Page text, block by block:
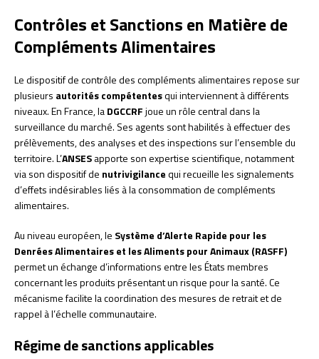
Contrôles et Sanctions en Matière de
Compléments Alimentaires
Le dispositif de contrôle des compléments alimentaires repose sur
plusieurs autorités compétentesqui interviennent à différents
niveaux. En France, laDGCCRFjoue un rôle central dans la
surveillance du marché. Ses agents sont habilités à effectuer des
prélèvements, des analyses et des inspections sur l’ensemble du
territoire. L’ANSESapporte son expertise scientifique, notamment
via son dispositif de nutrivigilancequi recueille les signalements
d’effets indésirables liés à la consommation de compléments
alimentaires.
Au niveau européen, le Système d’Alerte Rapide pour les
Denrées Alimentaires et les Aliments pour Animaux (RASFF)
permet un échange d’informations entre les États membres
concernant les produits présentant un risque pour la santé. Ce
mécanisme facilite la coordination des mesures de retrait et de
rappel à l’échelle communautaire.
Régime de sanctions applicables